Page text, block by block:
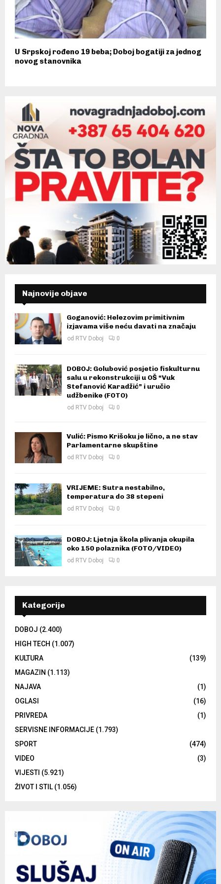
U Srpskoj rođeno 19 beba; Doboj bogatiji za jednog
novog stanovnika
Najnovije objave
Goganović: Helezovim primitivnim
izjavama više neću davati na značaju
od RTV Doboj 0
DOBOJ: Golubović posjetio fiskulturnu
salu u rekonstrukciji u OŠ “Vuk
Stefanović Karadžić” i uručio
udžbenike (FOTO)
od RTV Doboj 0
Vulić: Pismo Krišoku je lično, a ne stav
Parlamentarne skupštine
od RTV Doboj 0
VRIJEME: Sutra nestabilno,
temperatura do 38 stepeni
od RTV Doboj 0
DOBOJ: Ljetnja škola plivanja okupila
oko 150 polaznika (FOTO/VIDEO)
od RTV Doboj 0
Kategorije
DOBOJ (2.400)
HIGH TECH (1.007)
KULTURA
(139)
MAGAZIN (1.113)
NAJAVA
(1)
OGLASI
(16)
PRIVREDA
(1)
SERVISNE INFORMACIJE (1.793)
SPORT
(474)
VIDEO
(3)
VIJESTI (5.921)
ŽIVOT I STIL (1.056)